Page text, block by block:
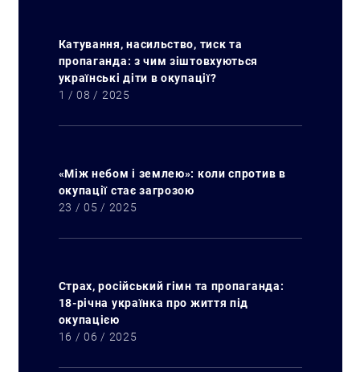
Катування, насильство, тиск та
пропаганда: з чим зіштовхуються
українські діти в окупації?
1 / 08 / 2025
«Між небом і землею»: коли спротив в
окупації стає загрозою
23 / 05 / 2025
Страх, російський гімн та пропаганда:
18-річна українка про життя під
окупацією
16 / 06 / 2025